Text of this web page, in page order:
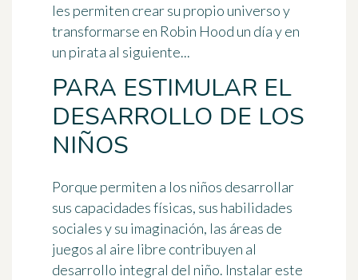
les permiten crear su propio universo y
transformarse en Robin Hood un día y en
un pirata al siguiente...
PARA ESTIMULAR EL
DESARROLLO DE LOS
NIÑOS
Porque permiten a los niños desarrollar
sus capacidades físicas, sus habilidades
sociales y su imaginación, las áreas de
juegos al aire libre contribuyen al
desarrollo integral del niño. Instalar este